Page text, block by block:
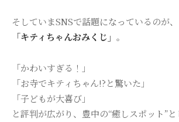
そしていまSNSで話題になっているのが
「キティちゃんおみくじ」 。
「かわいすぎる！」
「お寺でキティちゃん!?と驚いた」
「子どもが大喜び」
と評判が広がり、豊中の“癒しスポット”